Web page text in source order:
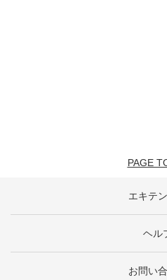
PAGE
エキテ
ヘル
お問い